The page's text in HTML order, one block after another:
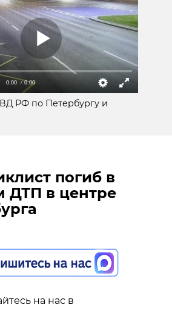
0:00 / 0:00
РФ по Петербургу и
погиб в
ДТП в центре
на нас в